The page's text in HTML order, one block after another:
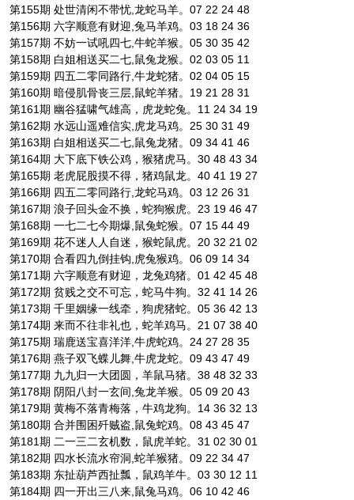
第155期 处世清闲不带忧,龙蛇马羊。07 22 24 48
第156期 六字顺意有财迎,兔马羊鸡。03 18 24 36
第157期 不妨一试吼四七,牛蛇羊猴。05 30 35 42
第158期 白姐相送买二七,鼠兔龙猴。02 03 05 11
第159期 四五二零同路行,牛龙蛇猪。02 04 05 15
第160期 暗侵肌骨丧三层,鼠蛇羊猪。19 21 28 31
第161期 幽谷猛啸气雄高，虎龙蛇兔。11 24 34 19
第162期 水远山遥难信实,虎龙马鸡。25 30 31 49
第163期 白姐相送买二七,鼠兔龙猪。09 34 41 46
第164期 大下底下铁公鸡，猴猪虎马。30 48 43 34
第165期 老虎屁股摸不得，猪鸡鼠龙。40 41 19 27
第166期 四五二零同路行,龙蛇马鸡。03 12 26 31
第167期 浪子回头金不换，蛇狗猴虎。23 19 46 47
第168期 一七二七今期爆,鼠兔蛇猴。07 15 44 49
第169期 花不迷人人自迷，猴蛇鼠虎。20 32 21 02
第170期 合看四九倒挂钩,虎兔猴鸡。06 09 14 34
第171期 六字顺意有财迎，龙兔鸡猪。01 42 45 48
第172期 贫贱之交不可忘，蛇马牛狗。32 41 14 26
第173期 千里姻缘一线牵，狗虎猪蛇。05 36 42 13
第174期 来而不往非礼也，蛇羊鸡马。21 07 38 40
第175期 瑞鹿送宝喜洋洋,牛虎蛇鸡。24 27 28 35
第176期 燕子双飞蝶儿舞,牛虎龙蛇。09 43 47 49
第177期 九九归一大团圆，羊鼠马猪。38 48 32 33
第178期 阴阳八封一玄间,兔龙羊猴。05 09 20 43
第179期 黄梅不落青梅落，牛鸡龙狗。14 36 32 13
第180期 合并围困歼贼盗,鼠兔蛇鸡。08 43 45 47
第181期 二一三二玄机数，鼠虎羊蛇。31 02 30 01
第182期 四水长流水帘洞,蛇羊猴猪。09 22 34 47
第183期 东扯葫芦西扯瓢，鼠鸡羊牛。03 30 12 11
第184期 四一开出三八来,鼠兔马鸡。06 10 42 46